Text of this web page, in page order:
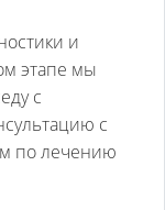
и
этапе мы
с
с
по лечению